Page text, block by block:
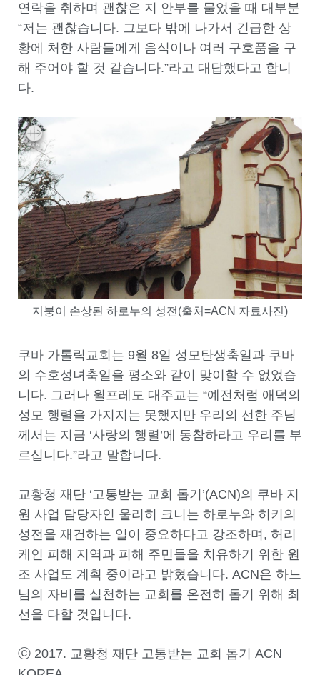
연락을 취하며 괜찮은 지 안부를 물었을 때 대부분
“저는 괜찮습니다. 그보다 밖에 나가서 긴급한 상
황에 처한 사람들에게 음식이나 여러 구호품을 구
해 주어야 할 것 같습니다.”라고 대답했다고 합니
다.
지붕이 손상된 하로누의 성전(출처=ACN 자료사진)
쿠바 가톨릭교회는 9월 8일 성모탄생축일과 쿠바
의 수호성녀축일을 평소와 같이 맞이할 수 없었습
니다. 그러나 윌프레도 대주교는 “예전처럼 애덕의
성모 행렬을 가지지는 못했지만 우리의 선한 주님
께서는 지금 ‘사랑의 행렬’에 동참하라고 우리를 부
르십니다.”라고 말합니다.
교황청 재단 ‘고통받는 교회 돕기’(ACN)의 쿠바 지
원 사업 담당자인 울리히 크니는 하로누와 히키의
성전을 재건하는 일이 중요하다고 강조하며, 허리
케인 피해 지역과 피해 주민들을 치유하기 위한 원
조 사업도 계획 중이라고 밝혔습니다. ACN은 하느
님의 자비를 실천하는 교회를 온전히 돕기 위해 최
선을 다할 것입니다.
ⓒ 2017. 교황청 재단 고통받는 교회 돕기 ACN